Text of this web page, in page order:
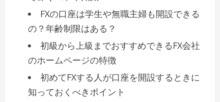
FXの口座は学生や無職主婦も開設できる
の？年齢制限はある？
初級から上級までおすすめできるFX会社
のホームページの特徴
初めてFXする人が口座を開設するときに
知っておくべきポイント